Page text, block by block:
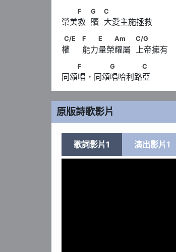
F　            G　            C
F G C
榮美救  贖  大愛主施拯救
C/E　
C/E F E Am C/G
權     能力量榮耀屬  上帝擁有
F　 　　G　　　　C
F G C
同頌唱，同頌唱哈利路亞
原版詩歌影片
歌詞影片1 演出影片1